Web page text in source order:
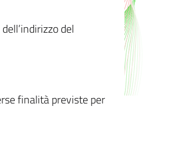
del
finalità previste per